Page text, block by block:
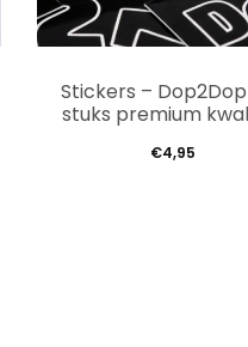
Stickers – Dop2Dop
stuks premium
€4,95